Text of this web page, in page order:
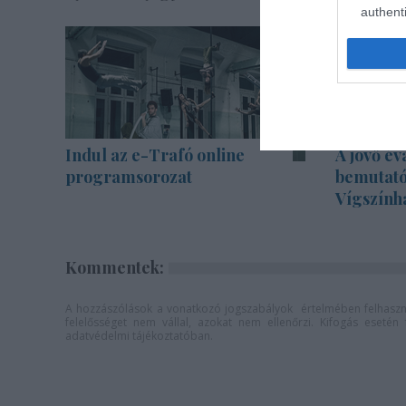
Indul az e-Trafó online
programsorozat
A jövő
Kommentek: